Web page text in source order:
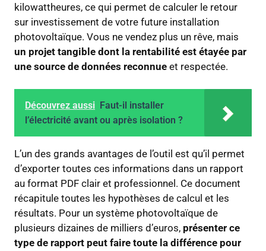
kilowattheures, ce qui permet de calculer le retour
sur investissement de votre future installation
photovoltaïque. Vous ne vendez plus un rêve, mais
un projet tangible dont la rentabilité est étayée par
une source de données reconnue et respectée.
Découvrez aussi Faut-il installer
l’électricité avant ou après isolation ?
L’un des grands avantages de l’outil est qu’il permet
d’exporter toutes ces informations dans un rapport
au format PDF clair et professionnel. Ce document
récapitule toutes les hypothèses de calcul et les
résultats. Pour un système photovoltaïque de
plusieurs dizaines de milliers d’euros, présenter ce
type de rapport peut faire toute la différence pour